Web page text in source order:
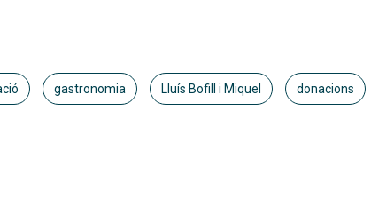
gastronomia Lluís Bofill i Miquel donacions